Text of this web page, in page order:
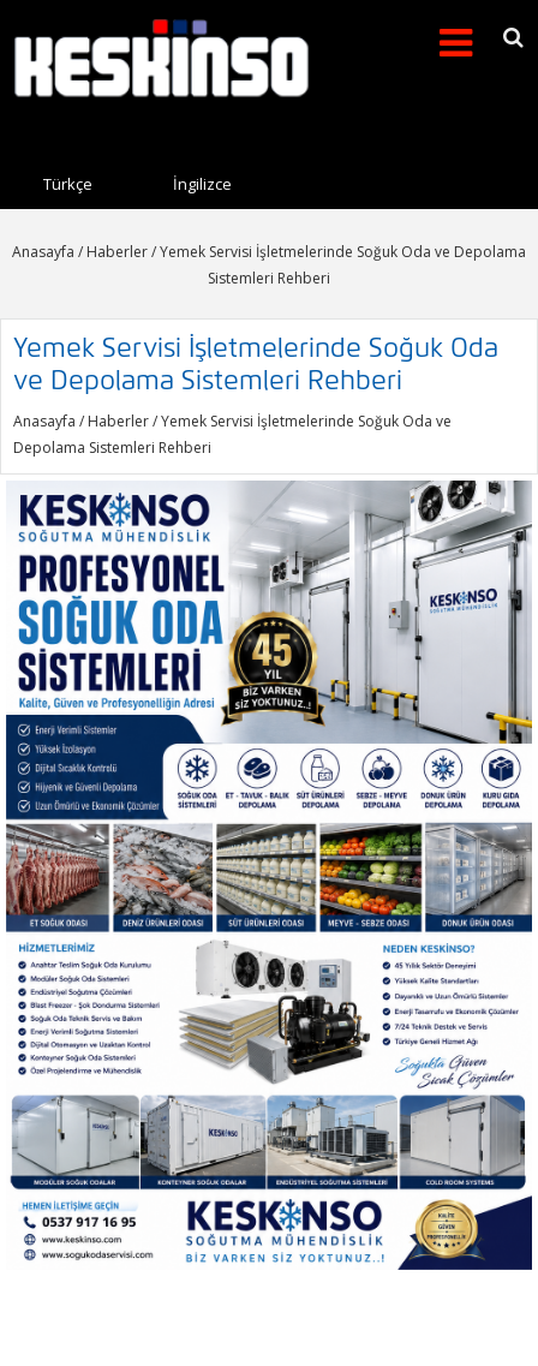
Arama formu
Türkçe İngilizce
Anasayfa / Haberler/ Yemek Servisi İşletmelerinde Soğuk Oda ve Depolama
Sistemleri Rehberi
Yemek Servisi İşletmelerinde Soğuk Oda
ve Depolama Sistemleri Rehberi
Anasayfa / Haberler/ Yemek Servisi İşletmelerinde Soğuk Oda ve
Depolama Sistemleri Rehberi